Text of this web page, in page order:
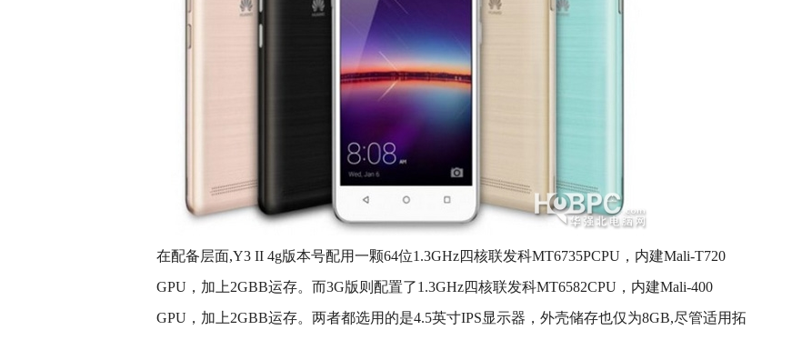
在配备层面,Y3 II 4g版本号配用一颗64位1.3GHz四核联发科MT6735PCPU，内建Mali-T720
GPU，加上2GBB运存。而3G版则配置了1.3GHz四核联发科MT6582CPU，内建Mali-400
GPU，加上2GBB运存。两者都选用的是4.5英寸IPS显示器，外壳储存也仅为8GB,尽管适用拓